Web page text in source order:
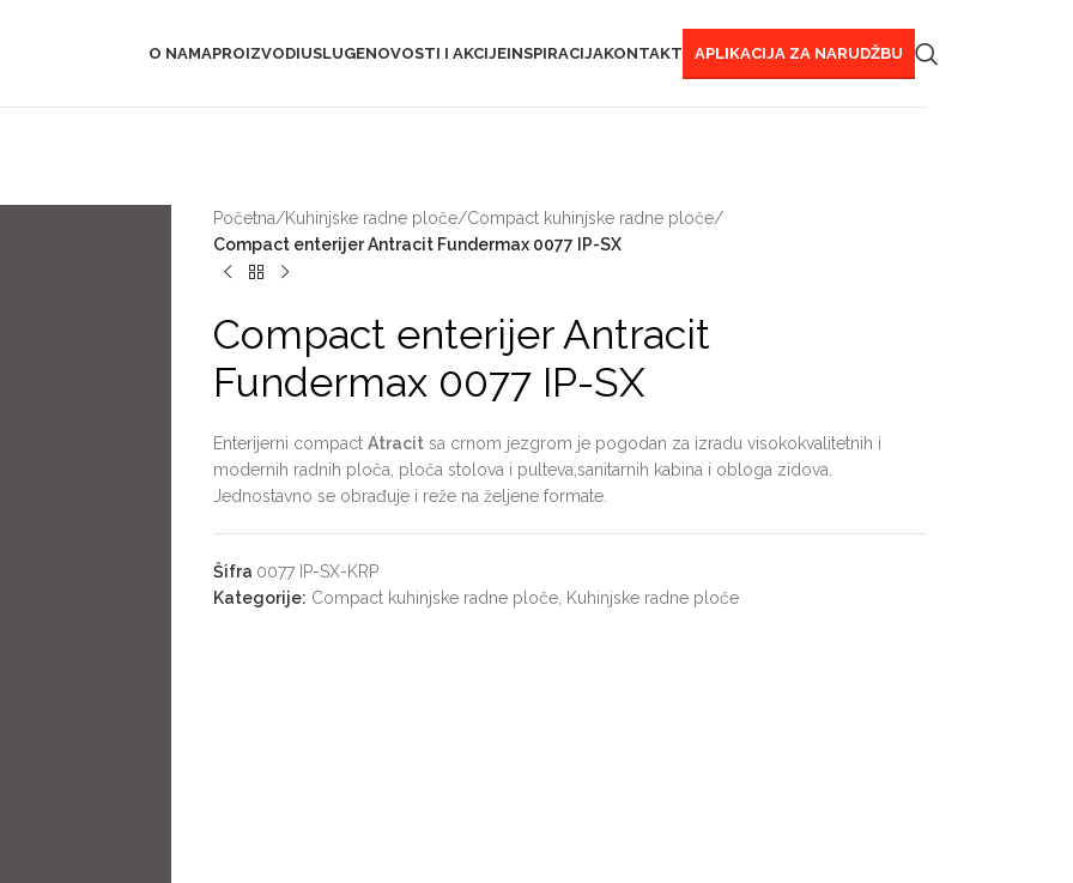
O NAMAPROIZVODIUSLUGENOVOSTI I AKCIJEINSPIRACIJAKONTAKT APLIKACIJA ZA NARUDŽBU
Početna/Kuhinjske radne ploče/Compact kuhinjske radne ploče/
Compact enterijer Antracit Fundermax 0077 IP-SX
Compact enterijer Antracit
Fundermax 0077 IP-SX
Enterijerni compact Atracitsa crnom jezgrom je pogodan za izradu visokokvalitetnih i
modernih radnih ploča, ploča stolova i pulteva,sanitarnih kabina i obloga zidova.
Jednostavno se obrađuje i reže na željene formate.
Šifra 0077 IP-SX-KRP
Kategorije: Compact kuhinjske radne ploče, Kuhinjske radne ploče